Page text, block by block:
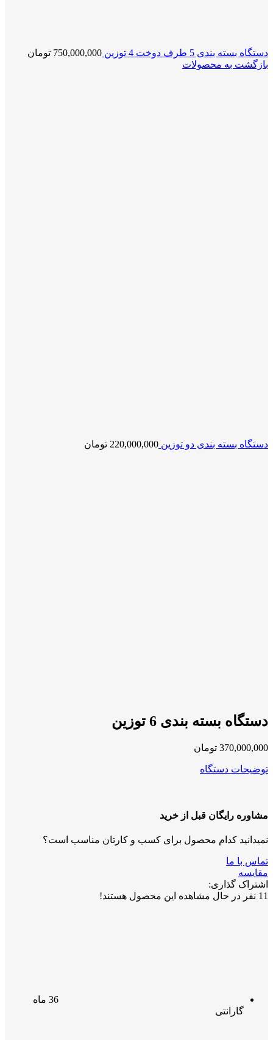
دستگاه بسته بندی 5 طرف دوخت 4 توزین 750,000,000 تومان
بازگشت به محصولات
دستگاه بسته بندی دو توزین 220,000,000 تومان
دستگاه بسته بندی 6 توزین
370,000,000 تومان
توضیحات دستگاه
مشاوره رایگان قبل از خرید
نمیدانید کدام محصول برای کسب و کارتان مناسب است؟
تماس با ما
مقایسه
اشتراک گذاری:
11 نفر در حال مشاهده این محصول هستند!
36 ماه
گارانتی